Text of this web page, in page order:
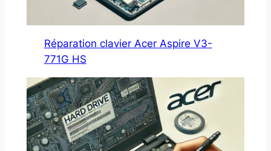
Réparation clavier Acer Aspire V3-
771G HS